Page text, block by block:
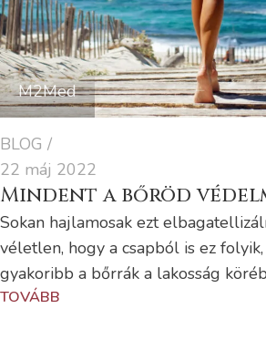
M2Med
BLOG
22 máj 2022
Mindent a bőröd
Sokan hajlamosak ezt
véletlen, hogy a csapból is ez
gyakoribb a bőrrák a lakosság
TOVÁBB